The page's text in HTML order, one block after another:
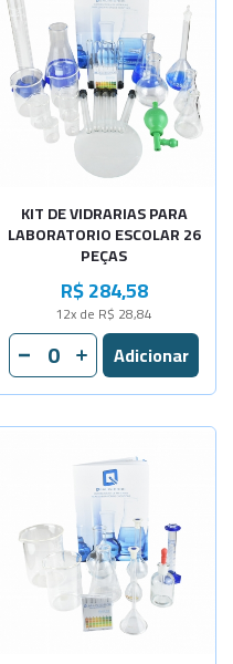
KIT DE VIDRARIAS PARA
LABORATORIO ESCOLAR 26
PEÇAS
R$ 284,58
12x de R$ 28,84